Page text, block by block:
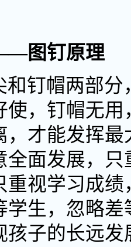
图钉原理
钉帽两部分
使，钉帽无
，才能发挥
全面发展，
重视学习成绩
学生，忽略
孩子的长远